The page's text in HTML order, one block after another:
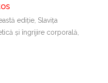
ediție, Slavița
și îngrijire corporală,